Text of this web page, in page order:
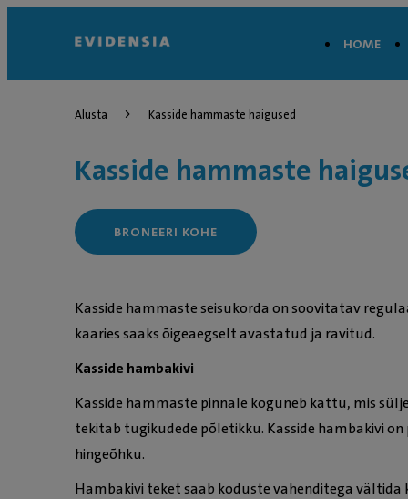
HOME
Alusta Kasside hammaste haigused
Kasside hammaste
BRONEERI KOHE
Kasside hammaste seisukorda on soovitatav
kaaries saaks õigeaegselt avastatud ja ravitud.
Kasside hambakivi
Kasside hammaste pinnale koguneb kattu, mis
tekitab tugikudede põletikku. Kasside hambakivi
hingeõhku.
Hambakivi teket saab koduste vahenditega